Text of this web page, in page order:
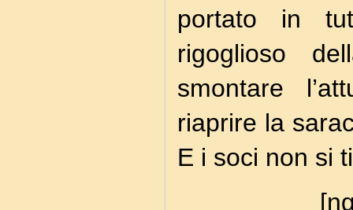
portato in
rigoglioso
smontare
riaprire la
E i soci non si